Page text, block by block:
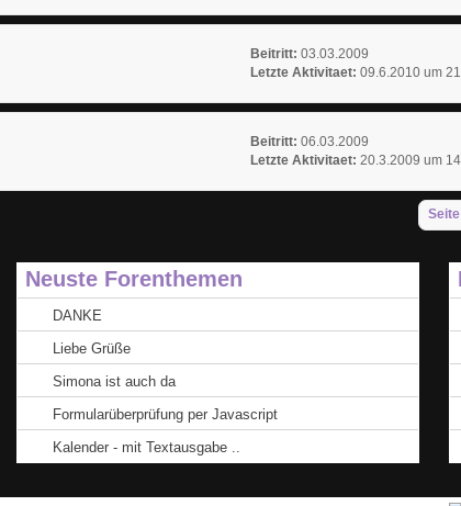
Beitritt: 03.03.2009
Letzte Aktivitaet: 09.6.2010 um
Beitritt: 06.03.2009
Letzte Aktivitaet: 20.3.2009 um
Neuste Forenthemen
DANKE
Liebe Grüße
Simona ist auch da
Formularüberprüfung per Javascript
Kalender - mit Textausgabe ..